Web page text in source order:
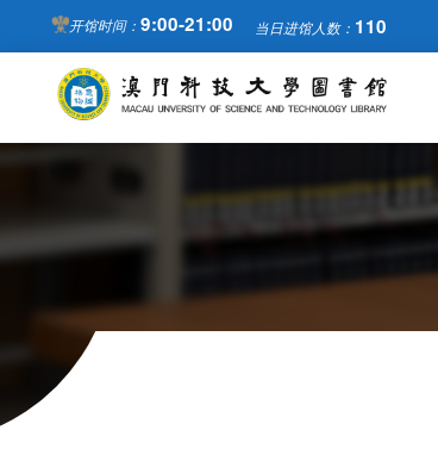
开馆时间：9:00-21:00 当日进馆人数：